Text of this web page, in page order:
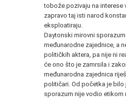
tobože pozivaju na interese
zapravo taj isti narod
eksploatiraju.
Daytonski mirovni
međunarodne zajednice, a
političkih aktera, pa nije ni
će ono što je zamrsila i
međunarodna zajednica
političari. Od početka je bilo
sporazum nije vodio etikom